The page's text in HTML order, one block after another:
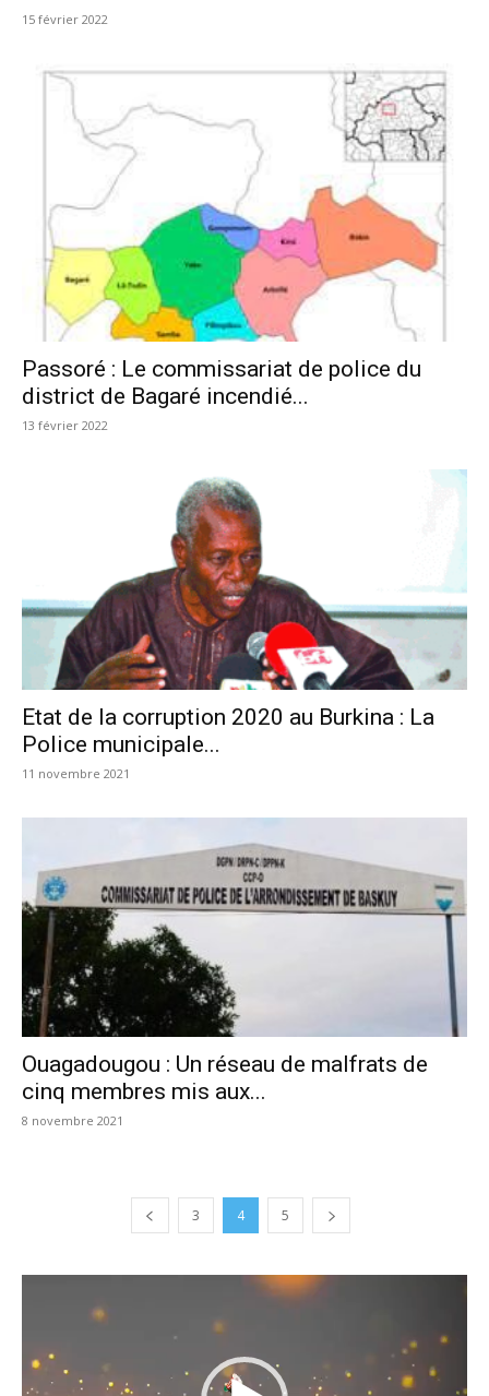
15 février 2022
Passoré : Le commissariat de police du
district de Bagaré incendié...
13 février 2022
Etat de la corruption 2020 au Burkina : La
Police municipale...
11 novembre 2021
Ouagadougou : Un réseau de malfrats de
cinq membres mis aux...
8 novembre 2021
3 4 5